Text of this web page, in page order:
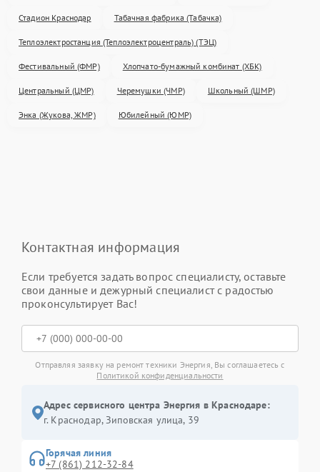
Стадион Краснодар Табачная фабрика (Табачка)
Теплоэлектростанция (Теплоэлектроцентраль) (ТЭЦ)
Фестивальный (ФМР) Хлопчато-бумажный комбинат (ХБК)
Центральный (ЦМР) Черемушки (ЧМР) Школьный (ШМР)
Энка (Жукова, ЖМР) Юбилейный (ЮМР)
Контактная информация
Если требуется задать вопрос специалисту, оставьте
свои данные и дежурный специалист с радостью
проконсультирует Вас!
Отправляя заявку на ремонт техники Энергия, Вы соглашаетесь с
Политикой конфиденциальности
Адрес сервисного центра Энергия в Краснодаре:
г. Краснодар, Зиповская улица, 39
Горячая линия
+7 (861) 212-32-84